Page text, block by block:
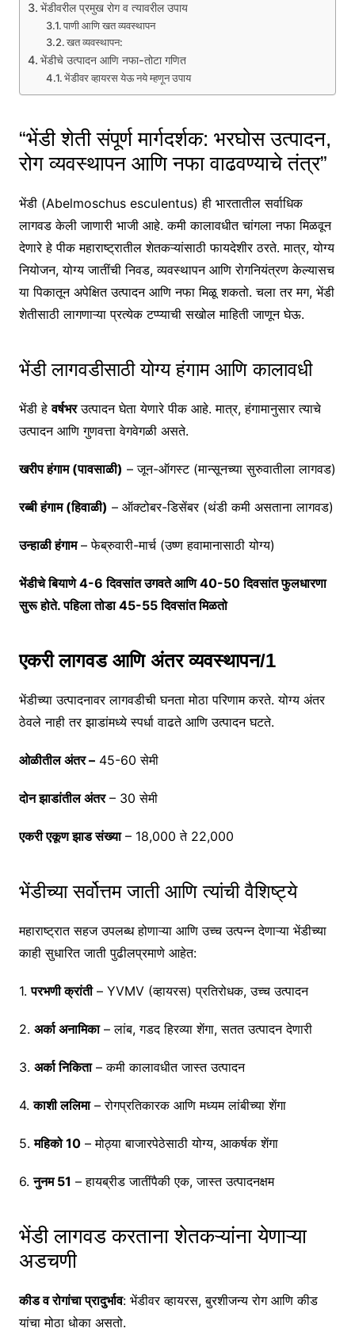
भेंडीवरील प्रमुख रोग व त्यावरील उपाय
पाणी आणि खत व्यवस्थापन
खत व्यवस्थापन:
भेंडीचे उत्पादन आणि नफा-तोटा गणित
भेंडीवर व्हायरस येऊ नये म्हणून उपाय
“भेंडी शेती संपूर्ण मार्गदर्शक: भरघोस उत्पादन,
रोग व्यवस्थापन आणि नफा वाढवण्याचे तंत्र”
भेंडी (Abelmoschus esculentus) ही भारतातील सर्वाधिक
लागवड केली जाणारी भाजी आहे. कमी कालावधीत चांगला नफा मिळवून
देणारे हे पीक महाराष्ट्रातील शेतकऱ्यांसाठी फायदेशीर ठरते. मात्र, योग्य
नियोजन, योग्य जातींची निवड, व्यवस्थापन आणि रोगनियंत्रण केल्यासच
या पिकातून अपेक्षित उत्पादन आणि नफा मिळू शकतो. चला तर मग, भेंडी
शेतीसाठी लागणाऱ्या प्रत्येक टप्प्याची सखोल माहिती जाणून घेऊ.
भेंडी लागवडीसाठी योग्य हंगाम आणि कालावधी
भेंडी हेवर्षभरउत्पादन घेता येणारे पीक आहे. मात्र, हंगामानुसार त्याचे
उत्पादन आणि गुणवत्ता वेगवेगळी असते.
खरीप हंगाम (पावसाळी) – जून-ऑगस्ट (मान्सूनच्या सुरुवातीला लागवड)
रब्बी हंगाम (हिवाळी) – ऑक्टोबर-डिसेंबर (थंडी कमी असताना लागवड)
उन्हाळी हंगाम– फेब्रुवारी-मार्च (उष्ण हवामानासाठी योग्य)
भेंडीचे बियाणे 4-6 दिवसांत उगवते आणि 40-50 दिवसांत फुलधारणा
सुरू होते. पहिला तोडा 45-55 दिवसांत मिळतो
एकरी लागवड आणि अंतर व्यवस्थापन/1
भेंडीच्या उत्पादनावर लागवडीची घनता मोठा परिणाम करते. योग्य अंतर
ठेवले नाही तर झाडांमध्ये स्पर्धा वाढते आणि उत्पादन घटते.
ओळीतील अंतर –45-60 सेमी
दोन झाडांतील अंतर– 30 सेमी
एकरी एकूण झाड संख्या– 18,000 ते 22,000
भेंडीच्या सर्वोत्तम जाती आणि त्यांची वैशिष्ट्ये
महाराष्ट्रात सहज उपलब्ध होणाऱ्या आणि उच्च उत्पन्न देणाऱ्या भेंडीच्या
काही सुधारित जाती पुढीलप्रमाणे आहेत:
1.परभणी क्रांती– YVMV (व्हायरस) प्रतिरोधक, उच्च उत्पादन
2. अर्का अनामिका– लांब, गडद हिरव्या शेंगा, सतत उत्पादन देणारी
3. अर्का निकिता– कमी कालावधीत जास्त उत्पादन
4.काशी ललिमा– रोगप्रतिकारक आणि मध्यम लांबीच्या शेंगा
5.महिको 10– मोठ्या बाजारपेठेसाठी योग्य, आकर्षक शेंगा
6.नुनम 51 – हायब्रीड जातींपैकी एक, जास्त उत्पादनक्षम
भेंडी लागवड करताना शेतकऱ्यांना येणाऱ्या
अडचणी
कीड व रोगांचा प्रादुर्भाव: भेंडीवर व्हायरस, बुरशीजन्य रोग आणि कीड
यांचा मोठा धोका असतो.